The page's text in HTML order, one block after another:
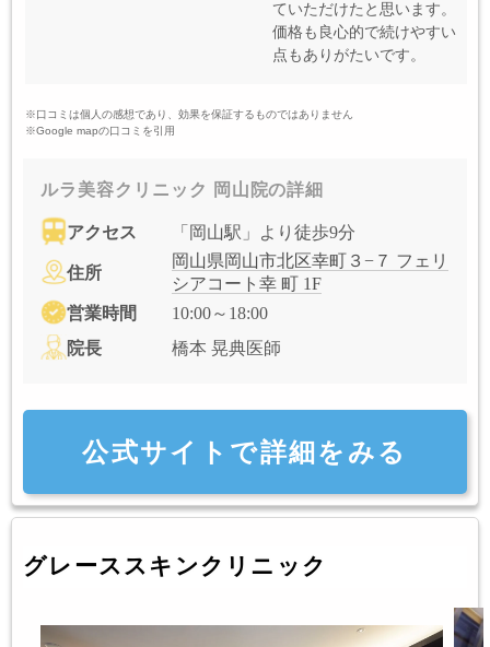
ていただけたと思います。
価格も良心的で続けやすい
点もありがたいです。
※口コミは個人の感想であり、効果を保証するものではありません
※Google mapの口コミを引用
ルラ美容クリニック 岡山院の詳細
アクセス 「岡山駅」より徒歩9分
住所
岡山県岡山市北区幸町３−７ フェリ
シアコート幸 町 1F
営業時間
10:00～18:00
院長
橋本 晃典医師
公式サイトで詳細をみる
グレーススキンクリニック